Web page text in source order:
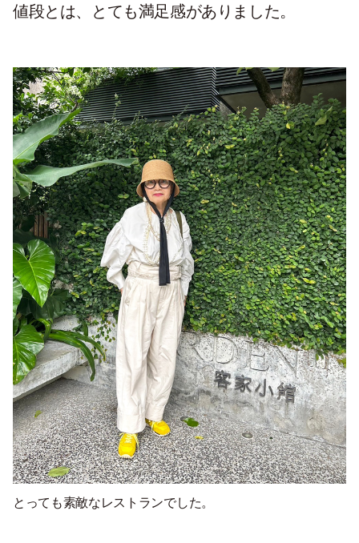
値段とは、とても満足感がありました。
とっても素敵なレストランでした。